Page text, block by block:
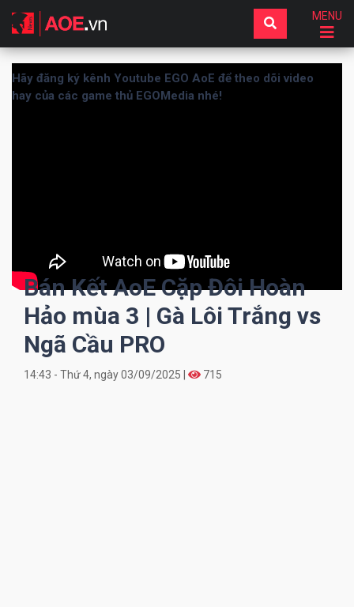
MENU
Hãy đăng ký kênh Youtube EGO AoE để theo dõi video
hay của các game thủ EGOMedia nhé!
Bán Kết AoE Cặp Đôi Hoàn
Hảo mùa 3 | Gà Lôi Trắng vs
Ngã Cầu PRO
14:43 - Thứ 4, ngày 03/09/2025 | 715